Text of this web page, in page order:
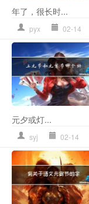
年了，很长时...
pyx 02-14
元夕或灯...
syj 02-14